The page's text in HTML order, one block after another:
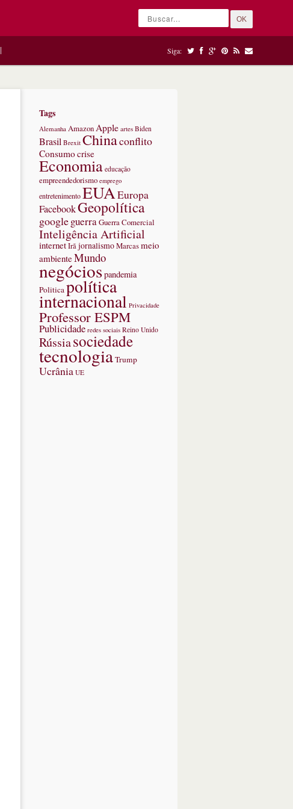
OK
Siga:
Tags
Alemanha Amazon Apple artes Biden
Brasil Brexit Chinaconflito
Consumocrise
Economia educação
empreendedorismo emprego
entretenimentoEUAEuropa
FacebookGeopolítica
googleguerraGuerra Comercial
Inteligência Artificial
internetIrãjornalismoMarcasmeio
ambienteMundo
negóciospandemia
Politicapolítica
internacional Privacidade
Professor ESPM
Publicidade redes sociais Reino Unido
Rússiasociedade
tecnologiaTrump
Ucrânia UE